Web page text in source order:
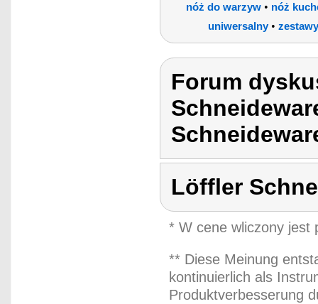
nóż do warzyw• nóż
uniwersalny•
Forum
Löffler
* W cene wliczony jest
** Diese Meinung
kontinuierlich als
Produktverbesserung